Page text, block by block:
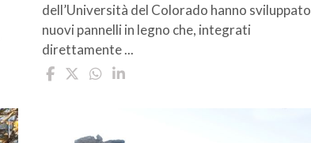
dell’Università del Colorado hanno sviluppato
nuovi pannelli in legno che, integrati
direttamente ...